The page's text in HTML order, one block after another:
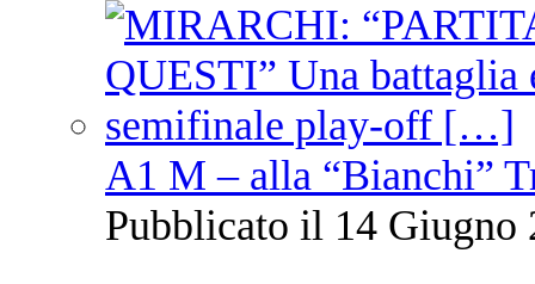
A1 M – alla “Bianchi”
Pubblicato il 14 Giugno